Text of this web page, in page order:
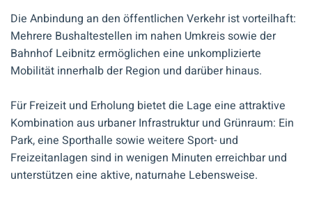
Die Anbindung an den öffentlichen Verkehr ist vorteilhaft:
Mehrere Bushaltestellen im nahen Umkreis sowie der
Bahnhof Leibnitz ermöglichen eine unkomplizierte
Mobilität innerhalb der Region und darüber hinaus.
Für Freizeit und Erholung bietet die Lage eine attraktive
Kombination aus urbaner Infrastruktur und Grünraum: Ein
Park, eine Sporthalle sowie weitere Sport- und
Freizeitanlagen sind in wenigen Minuten erreichbar und
unterstützen eine aktive, naturnahe Lebensweise.